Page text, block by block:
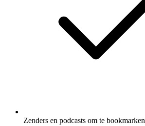
Zenders en podcasts om te bookmarken